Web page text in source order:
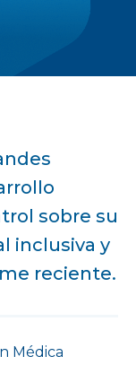
sobre su
inclusiva y
reciente.
Médica